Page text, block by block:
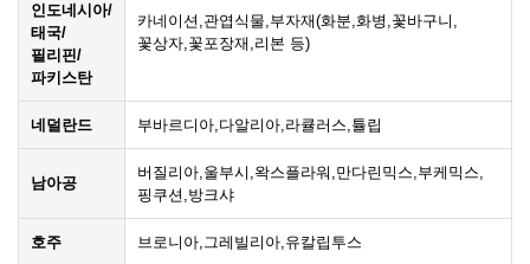
인도네시아/
태국/
필리핀/
파키스탄
카네이션,관엽식물,부자재(화분,화병,꽃바구니,
꽃상자,꽃포장재,리본 등)
네덜란드 부바르디아,다알리아,라큘러스,튤립
남아공
버질리아,울부시,왁스플라워,만다린믹스,부케믹스,
핑쿠션,방크샤
호주 브로니아,그레빌리아,유칼립투스